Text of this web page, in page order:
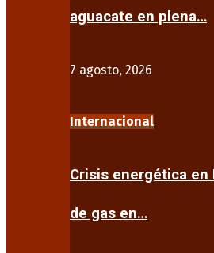
aguacate en plena…
7 agosto, 2026
Internacional
Crisis energética en
de gas en…